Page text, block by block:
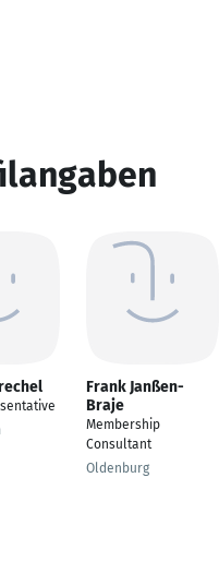
Frank Janßen-
Braje
Membership
Consultant
Oldenburg